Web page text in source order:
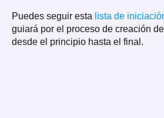
Puedes seguir esta lista de
guiará por el proceso de creación
desde el principio hasta el final.